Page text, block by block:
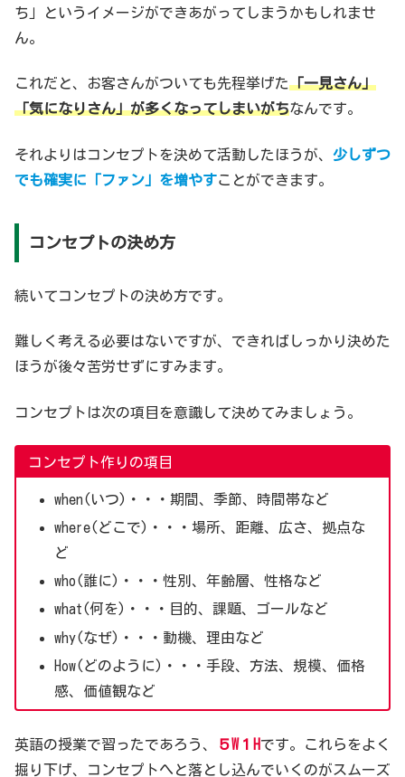
ち」というイメージができあがってしまうかもしれませ
ん。
これだと、お客さんがついても先程挙げた「一見さん」
「気になりさん」が多くなってしまいがちなんです。
それよりはコンセプトを決めて活動したほうが、 少しずつ
でも確実に「ファン」を増やすことができます。
コンセプトの決め方
続いてコンセプトの決め方です。
難しく考える必要はないですが、できればしっかり決めた
ほうが後々苦労せずにすみます。
コンセプトは次の項目を意識して決めてみましょう。
コンセプト作りの項目
when(いつ)・・・期間、季節、時間帯など
where(どこで)・・・場所、距離、広さ、拠点な
ど
who(誰に)・・・性別、年齢層、性格など
what(何を)・・・目的、課題、ゴールなど
why(なぜ)・・・動機、理由など
How(どのように)・・・手段、方法、規模、価格
感、価値観など
英語の授業で習ったであろう、 ５W１Hです。これらをよく
掘り下げ、コンセプトへと落とし込んでいくのがスムーズ